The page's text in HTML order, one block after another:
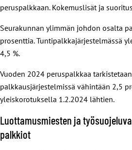
peruspalkkaan. Kokemuslisät ja
Seurakunnan ylimmän johdon osalta
prosenttia. Tuntipalkkajärjestelmässä
4,5 %.
Vuoden 2024 peruspalkkaa
palkkausjärjestelmissä vähintään 2,5
yleiskorotuksella 1.2.2024 lähtien.
Luottamusmiesten ja
palkkiot